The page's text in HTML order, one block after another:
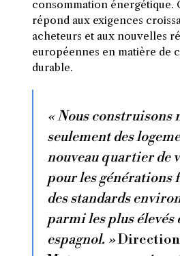
consommation énergétique.
répond aux exigences
acheteurs et aux nouvelles
européennes en matière de
durable.
« Nous construisons
seulement des
nouveau quartier de
pour les générations
des standards
parmi les plus élevés
espagnol. »Direction